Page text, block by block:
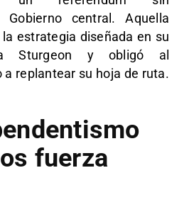
Gobierno central. Aquella
estrategia diseñada en su
Sturgeon y obligó al
replantear su hoja de ruta.
fuerza